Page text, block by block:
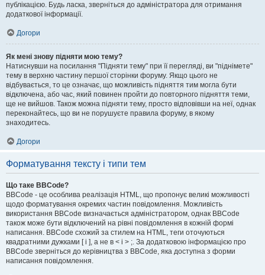
публікацією. Будь ласка, зверніться до адміністратора для отримання
додаткової інформації.
Догори
Як мені знову підняти мою тему?
Натиснувши на посилання "Підняти тему" при її перегляді, ви "піднімете"
тему в верхню частину першої сторінки форуму. Якщо цього не
відбувається, то це означає, що можливість підняття тим могла бути
відключена, або час, який повинен пройти до повторного підняття теми,
ще не вийшов. Також можна підняти тему, просто відповівши на неї, однак
переконайтесь, що ви не порушуєте правила форуму, в якому
знаходитесь.
Догори
Форматування тексту і типи тем
Що таке BBCode?
BBCode - це особлива реалізація HTML, що пропонує великі можливості
щодо форматування окремих частин повідомлення. Можливість
використання BBCode визначається адміністратором, однак BBCode
також може бути відключений на рівні повідомлення в кожній формі
написання. BBCode схожий за стилем на HTML, теги оточуються
квадратними дужками [ і ], а не в < і > ;. За додатковою інформацією про
BBCode зверніться до керівництва з BBCode, яка доступна з форми
написання повідомлення.